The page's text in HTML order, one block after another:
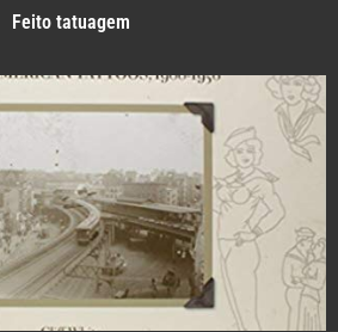
Feito tatuagem